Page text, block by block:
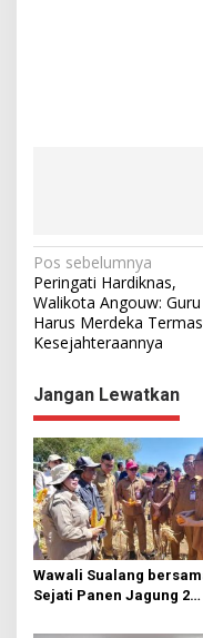
N
a
v
g
a
s
i
p
o
s
Pos sebelumnya
Peringati Hardiknas,
Walikota Angouw: Guru
Harus Merdeka
Kesejahteraannya
Jangan Lewatkan
Wawali Sualang
Sejati Panen Jagung 2